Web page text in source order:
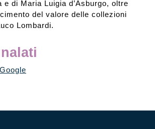
e di Maria Luigia d’Asburgo, oltre
del valore delle collezioni
Lombardi.